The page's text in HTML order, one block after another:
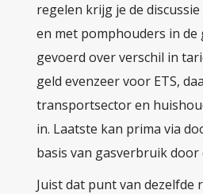
regelen krijg je de
en met pomphouders in
gevoerd over verschil in
geld evenzeer voor ETS,
transportsector en
in. Laatste kan prima via
basis van gasverbruik
Juist dat punt van dezelfde